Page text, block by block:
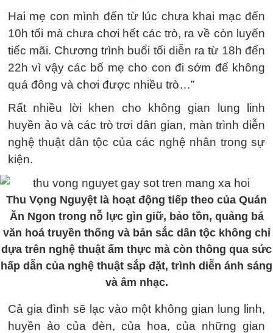
Hai mẹ con mình đến từ lúc chưa khai mạc đến
10h tối mà chưa chơi hết các trò, ra về còn luyến
tiếc mãi. Chương trình buổi tối diễn ra từ 18h đến
22h vì vậy các bố mẹ cho con đi sớm để không
quá đông và chơi được nhiều trò…”
Rất nhiều lời khen cho không gian lung linh
huyền ảo và các trò trơi dân gian, màn trình diễn
nghệ thuật dân tộc của các nghệ nhân trong sự
kiện.
Thu Vọng Nguyệt là hoạt động tiếp theo của Quán
Ăn Ngon trong nỗ lực gìn giữ, bảo tồn, quảng bá
văn hoá truyền thống và bản sắc dân tộc không chỉ
dựa trên nghệ thuật ẩm thực mà còn thông qua sức
hấp dẫn của nghệ thuật sắp đặt, trình diễn ánh sáng
và âm nhạc.
Cả gia đình sẽ lạc vào một không gian lung linh,
huyền ảo của đèn, của hoa, của những gian